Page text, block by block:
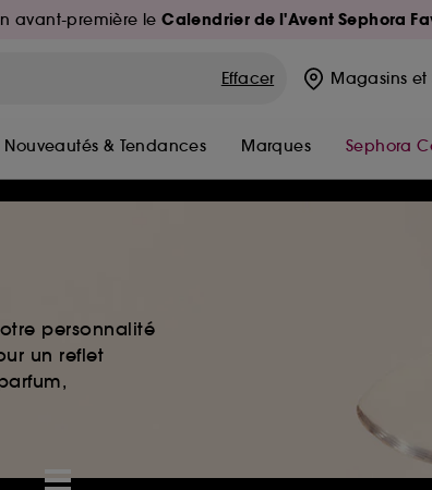
avant-première leCalendrier de l'Avent Sephora
Effacer Magasins et
Nouveautés & Tendances Marques Sephora
personnalité
un reflet